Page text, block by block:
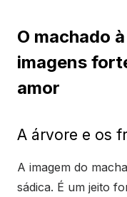
O machado
imagens
amor
A árvore e os
A imagem do
sádica. É um jeito